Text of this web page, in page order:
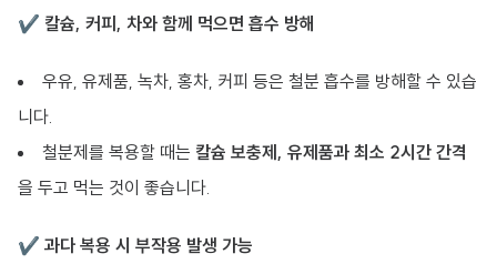
✔ 칼슘, 커피, 차와 함께 먹으면 흡수 방해
우유, 유제품, 녹차, 홍차, 커피 등은 철분 흡수를 방해할 수 있습
니다.
철분제를 복용할 때는 칼슘 보충제, 유제품과 최소 2시간 간격
을 두고 먹는 것이 좋습니다.
✔ 과다 복용 시 부작용 발생 가능